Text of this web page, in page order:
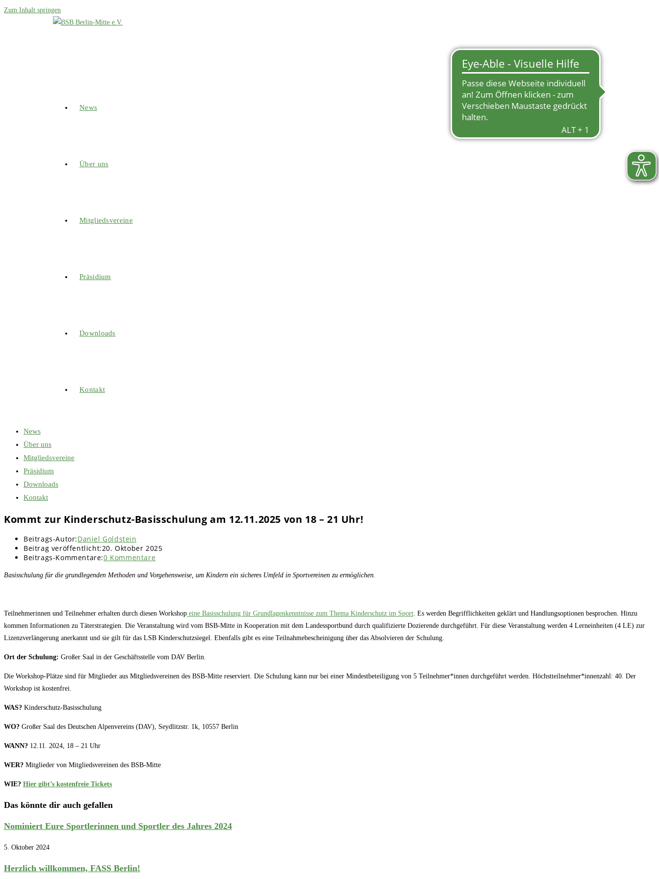
Zum Inhalt springen
News
Über uns
Mitgliedsvereine
Präsidium
Downloads
Kontakt
News
Über uns
Mitgliedsvereine
Präsidium
Downloads
Kontakt
Kommt zur Kinderschutz-Basisschulung am 12.11.2025 von 18 – 21 Uhr!
Beitrags-Autor:Daniel Goldstein
Beitrag veröffentlicht:20. Oktober 2025
Beitrags-Kommentare:0 Kommentare
Basisschulung für die grundlegenden Methoden und Vorgehensweise, um Kindern ein sicheres Umfeld in Sportvereinen zu ermöglichen.
Teilnehmerinnen und Teilnehmer erhalten durch diesen Workshop eine Basisschulung für Grundlagenkenntnisse zum Thema Kinderschutz im Sport. Es werden Begrifflichkeiten geklärt und Handlungsoptionen besprochen. Hinzu
kommen Informationen zu Täterstrategien. Die Veranstaltung wird vom BSB-Mitte in Kooperation mit dem Landessportbund durch qualifizierte Dozierende durchgeführt. Für diese Veranstaltung werden 4 Lerneinheiten (4 LE) zur
Lizenzverlängerung anerkannt und sie gilt für das LSB Kinderschutzsiegel. Ebenfalls gibt es eine Teilnahmebescheinigung über das Absolvieren der Schulung.
Ort der Schulung: Großer Saal in der Geschäftsstelle vom DAV Berlin.
Die Workshop-Plätze sind für Mitglieder aus Mitgliedsvereinen des BSB-Mitte reserviert. Die Schulung kann nur bei einer Mindestbeteiligung von 5 Teilnehmer*innen durchgeführt werden. Höchstteilnehmer*innenzahl: 40. Der
Workshop ist kostenfrei.
WAS? Kinderschutz-Basisschulung
WO? Großer Saal des Deutschen Alpenvereins (DAV), Seydlitzstr. 1k, 10557 Berlin
WANN? 12.11. 2024, 18 – 21 Uhr
WER? Mitglieder von Mitgliedsvereinen des BSB-Mitte
WIE? Hier gibt’s kostenfreie Tickets
Das könnte dir auch gefallen
Nominiert Eure Sportlerinnen und Sportler des Jahres 2024
5. Oktober 2024
Herzlich willkommen, FASS Berlin!